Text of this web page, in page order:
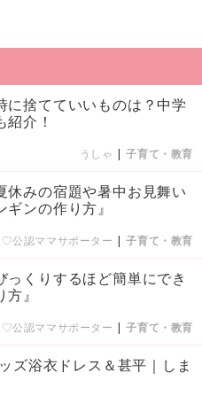
に捨てていいものは？中学
介！
うしゃ |子育て・教育
休みの宿題や暑中お見舞い
ンの作り方』
♡公認ママサポーター |子育て・教育
っくりするほど簡単にでき
』
♡公認ママサポーター |子育て・教育
ズ浴衣ドレス＆甚平｜しま